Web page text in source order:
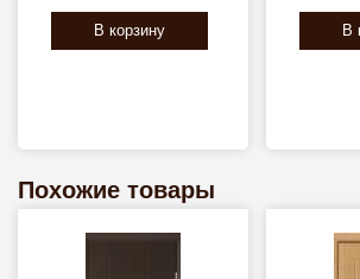
В корзину В
Похожие товары